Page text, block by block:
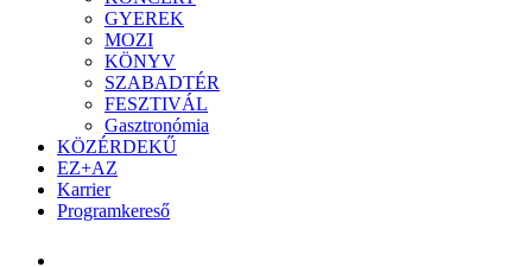
GYEREK
MOZI
KÖNYV
SZABADTÉR
FESZTIVÁL
Gasztronómia
KÖZÉRDEKŰ
EZ+AZ
Karrier
Programkereső